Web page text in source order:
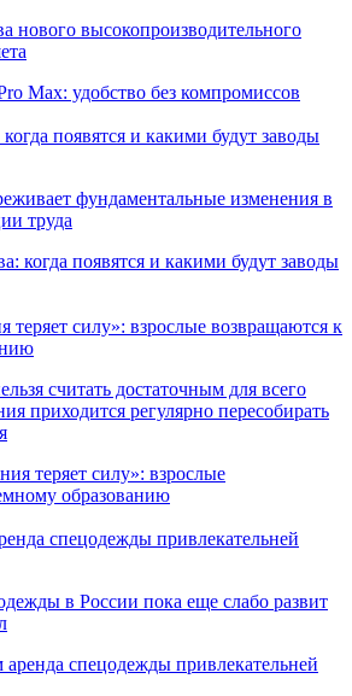
нового высокопроизводительного
появятся и какими будут заводы
фундаментальные изменения в
труда
теряет силу»: взрослые возвращаются к
считать достаточным для всего
приходится регулярно пересобирать
спецодежды привлекательней
в России пока еще слабо развит